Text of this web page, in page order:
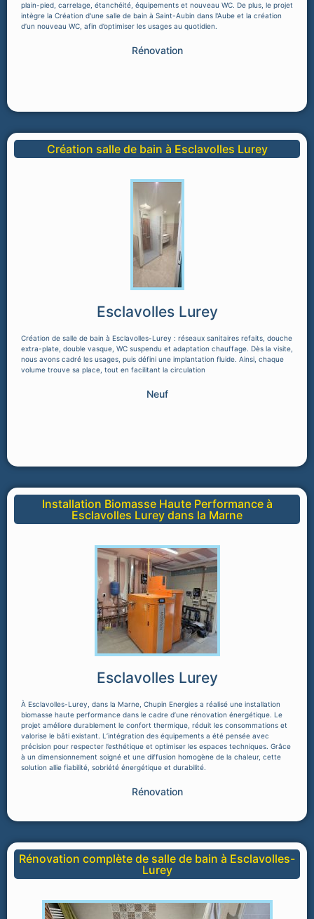
plain-pied, carrelage, étanchéité, équipements et nouveau WC. De plus, le projet
intègre la Création d'une salle de bain à Saint-Aubin dans l'Aube et la création
d’un nouveau WC, afin d’optimiser les usages au quotidien.
Rénovation
Création salle de bain à Esclavolles Lurey
Esclavolles Lurey
Création de salle de bain à Esclavolles-Lurey : réseaux sanitaires refaits, douche
extra-plate, double vasque, WC suspendu et adaptation chauffage. Dès la visite,
nous avons cadré les usages, puis défini une implantation fluide. Ainsi, chaque
volume trouve sa place, tout en facilitant la circulation
Neuf
Installation Biomasse Haute Performance à
Esclavolles Lurey dans la Marne
Esclavolles Lurey
À Esclavolles-Lurey, dans la Marne, Chupin Energies a réalisé une installation
biomasse haute performance dans le cadre d’une rénovation énergétique. Le
projet améliore durablement le confort thermique, réduit les consommations et
valorise le bâti existant. L’intégration des équipements a été pensée avec
précision pour respecter l’esthétique et optimiser les espaces techniques. Grâce
à un dimensionnement soigné et une diffusion homogène de la chaleur, cette
solution allie fiabilité, sobriété énergétique et durabilité.
Rénovation
Rénovation complète de salle de bain à Esclavolles-
Lurey